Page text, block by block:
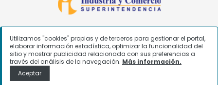
Utilizamos "cookies" propias y de terceros para gestionar el portal,
elaborar información estadística, optimizar la funcionalidad del
sitio y mostrar publicidad relacionada con sus preferencias a
través del análisis de la navegación. Más información.
Aceptar